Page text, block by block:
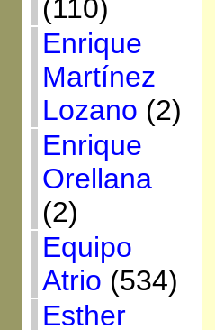
(110)
Enrique
Martínez
Lozano (2)
Enrique
Orellana
(2)
Equipo
Atrio (534)
Esther